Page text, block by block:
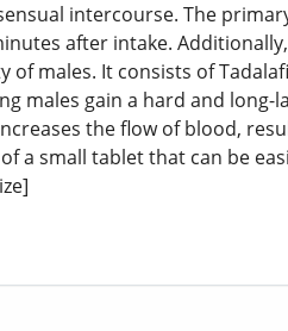
intercourse. The
after intake.
males. It consists of
males gain a hard and long-
the flow of blood,
a small tablet that can be